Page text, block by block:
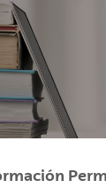
principal